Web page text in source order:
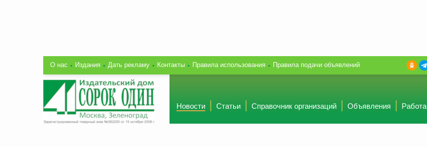
О нас Издания Дать рекламу Контакты Правила использования Правила подачи объявлений
Новости Статьи Справочник организаций Объявления Работа